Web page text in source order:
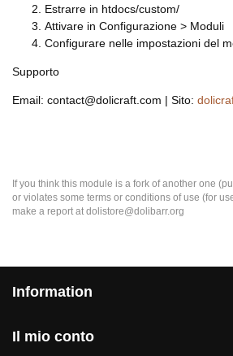
Estrarre in htdocs/custom/
Attivare in Configurazione > Moduli
Configurare nelle impostazioni del
Supporto
Email: contact@dolicraft.com | Sito:
If you think this module is a fork of another one
or violates some terms or conditions of use (for
make a report at dolistore@dolibarr.org
Information
Il mio conto